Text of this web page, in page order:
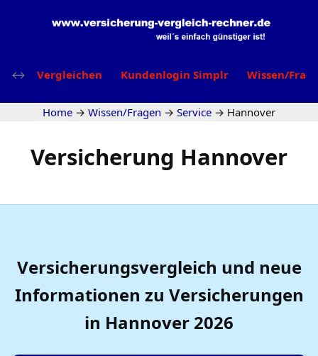
Vergleichen Kundenlogin Simplr Wissen/
Home → Wissen/Fragen → Service → Hannover
Versicherung Hannover
Versicherungsvergleich und neue
Informationen zu Versicherungen
in Hannover 2026